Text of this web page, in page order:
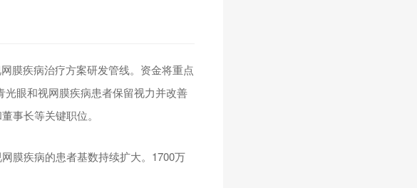
膜疾病治疗方案研发管线。资金将重点
光眼和视网膜疾病患者保留视力并改善
事长等关键职位。
膜疾病的患者基数持续扩大。1700万